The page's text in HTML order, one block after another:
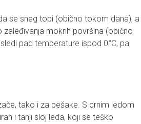
se sneg topi (obično tokom dana), a
mokrih površina (obično
pad temperature ispod 0°C, pa
tako i za pešake. S crnim ledom
i tanji sloj leda, koji se teško